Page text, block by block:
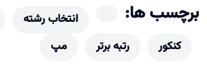
برچسب ها: انتخاب رشته
کنکور
رتبه برتر مپ